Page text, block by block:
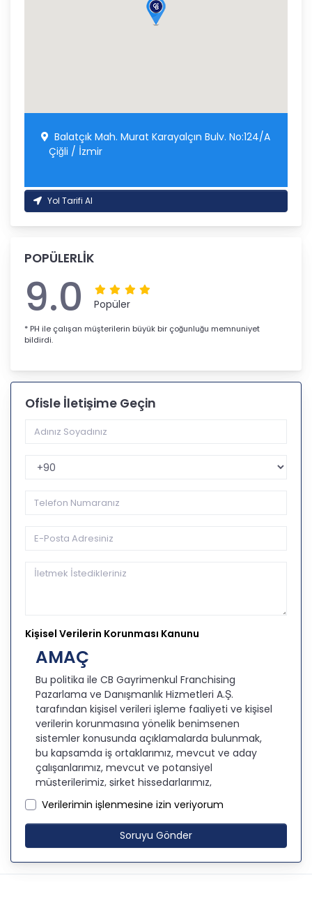
Balatçık Mah. Murat Karayalçın Bulv. No:124/A
Çiğli / İzmir
Yol Tarifi Al
POPÜLERLİK
9.0 Popüler
* PH ile çalışan müşterilerin büyük bir çoğunluğu memnuniyet
bildirdi.
Ofisle İletişime Geçin
Telefon Kodu
Kişisel Verilerin Korunması Kanunu
AMAÇ
Bu politika ile CB Gayrimenkul Franchising
Pazarlama ve Danışmanlık Hizmetleri A.Ş.
tarafından kişisel verileri işleme faaliyeti ve kişisel
verilerin korunmasına yönelik benimsenen
sistemler konusunda açıklamalarda bulunmak,
bu kapsamda iş ortaklarımız, mevcut ve aday
çalışanlarımız, mevcut ve potansiyel
müşterilerimiz, şirket hissedarlarımız,
üzer kişisel verileri şirketimiz tarafından işlenen
kişilerin bilgilendirilerek şeffaflığın sağlanması
amaçlanmaktadır.
KİŞİSEL VERİLERİN İŞLENMESİ
Verilerimin işlenmesine izin veriyorum
Soruyu Gönder